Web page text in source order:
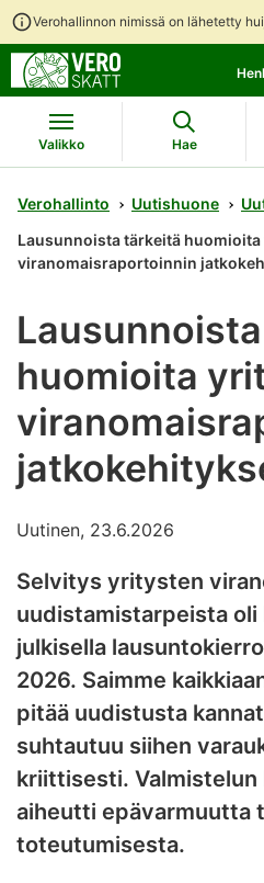
Verohallinnon nimissä on lähetetty
Valikko Hae
Verohallinto Uutishuone
Lausunnoista tärkeitä
viranomaisraportoinnin
huomioita
Uutinen, 23.6.2026
Selvitys yritysten
uudistamistarpeista
julkisella
2026. Saimme
pitää uudistusta
suhtautuu siihen
kriittisesti. Valmistelun
aiheutti epävarmuutta
toteutumisesta.